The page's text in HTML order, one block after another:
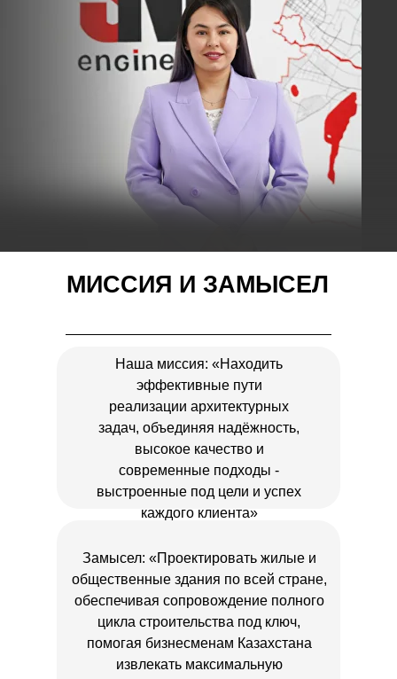
МИССИЯ И ЗАМЫСЕЛ
Наша миссия: «Находить
эффективные пути
реализации архитектурных
задач, объединяя надёжность,
высокое качество и
современные подходы -
выстроенные под цели и успех
каждого клиента»
Замысел: «Проектировать жилые и
общественные здания по всей стране,
обеспечивая сопровождение полного
цикла строительства под ключ,
помогая бизнесменам Казахстана
извлекать максимальную